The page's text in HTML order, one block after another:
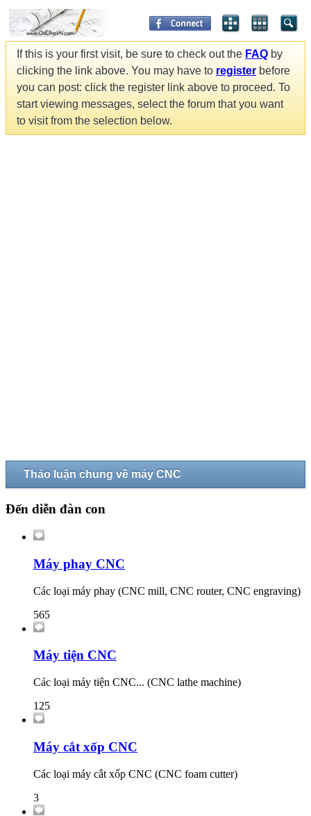
If this is your first visit, be sure to check out the FAQ by
clicking the link above. You may have to register before
you can post: click the register link above to proceed. To
start viewing messages, select the forum that you want
to visit from the selection below.
Thảo luận chung về máy CNC
Đến diễn đàn con
Máy phay CNC
Các loại máy phay (CNC mill, CNC router, CNC engraving)
565
Máy tiện CNC
Các loại máy tiện CNC... (CNC lathe machine)
125
Máy cắt xốp CNC
Các loại máy cắt xốp CNC (CNC foam cutter)
3